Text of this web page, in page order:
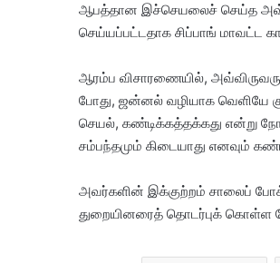
ஆபத்தான இச்செயலைச் செய்த
செய்யப்பட்டதாக சிப்பாங் மாவட்ட
ஆரம்ப விசாரணையில்,
போது, ஜன்னல் வழியாக வெளியே
செயல், கண்டிக்கத்தக்கது என்று
சம்பந்தமும் கிடையாது எனவும்
அவர்களின் இக்குற்றம் சாலைப்
துறையினரைத் தொடர்புக் கொள்ள